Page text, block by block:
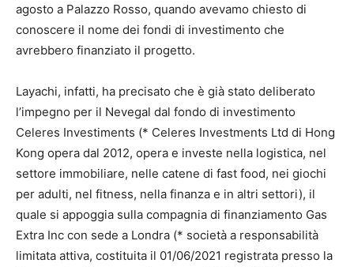
agosto a Palazzo Rosso, quando avevamo chiesto di
conoscere il nome dei fondi di investimento che
avrebbero finanziato il progetto.
Layachi, infatti, ha precisato che è già stato deliberato
l’impegno per il Nevegal dal fondo di investimento
Celeres Investiments (* Celeres Investments Ltd di Hong
Kong opera dal 2012, opera e investe nella logistica, nel
settore immobiliare, nelle catene di fast food, nei giochi
per adulti, nel fitness, nella finanza e in altri settori), il
quale si appoggia sulla compagnia di finanziamento Gas
Extra Inc con sede a Londra (* società a responsabilità
limitata attiva, costituita il 01/06/2021 registrata presso la